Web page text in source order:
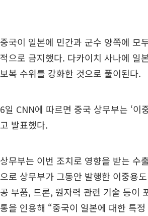
중국이 일본에 민간과 군수 양쪽에 모
적으로 금지했다. 다카이치 사나에 일
보복 수위를 강화한 것으로 풀이된다.
6일 CNN에 따르면 중국 상무부는 ‘이
고 발표했다.
상무부는 이번 조치로 영향을 받는 수
으로 상무부가 그동안 발행한 이중용
공 부품, 드론, 원자력 관련 기술 등이
통을 인용해 “중국이 일본에 대한 특